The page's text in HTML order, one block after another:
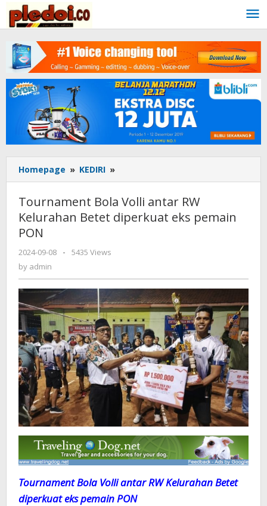
content
Homepage » KEDIRI »
Bola
antar
RW
pemain
Tournament Bola Volli antar RW
Kelurahan Betet diperkuat eks pemain
PON
2024-09-08
by
-
5435 Views
by admin
Tournament Bola Volli antar RW Kelurahan Betet
diperkuat eks pemain PON